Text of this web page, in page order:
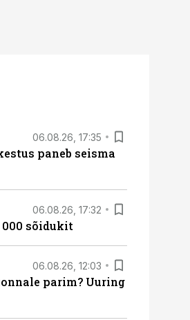
06.08.26, 17:35
paneb seisma
06.08.26, 17:32
sõidukit
06.08.26, 12:03
parim? Uuring